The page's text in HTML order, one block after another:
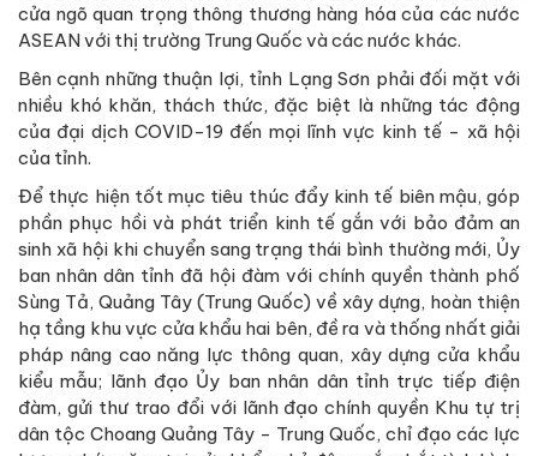
cửa ngõ quan trọng thông thương hàng hóa của các nước
ASEAN với thị trường Trung Quốc và các nước khác.
Bên cạnh những thuận lợi, tỉnh Lạng Sơn phải đối mặt với
nhiều khó khăn, thách thức, đặc biệt là những tác động
của đại dịch COVID-19 đến mọi lĩnh vực kinh tế - xã hội
của tỉnh.
Để thực hiện tốt mục tiêu thúc đẩy kinh tế biên mậu, góp
phần phục hồi và phát triển kinh tế gắn với bảo đảm an
sinh xã hội khi chuyển sang trạng thái bình thường mới, Ủy
ban nhân dân tỉnh đã hội đàm với chính quyền thành phố
Sùng Tả, Quảng Tây (Trung Quốc) về xây dựng, hoàn thiện
hạ tầng khu vực cửa khẩu hai bên, đề ra và thống nhất giải
pháp nâng cao năng lực thông quan, xây dựng cửa khẩu
kiểu mẫu; lãnh đạo Ủy ban nhân dân tỉnh trực tiếp điện
đàm, gửi thư trao đổi với lãnh đạo chính quyền Khu tự trị
dân tộc Choang Quảng Tây - Trung Quốc, chỉ đạo các lực